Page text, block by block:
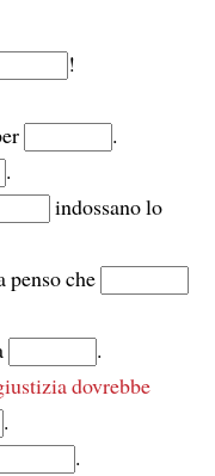
!
.
.
indossano lo
penso che
.
dovrebbe
.
.